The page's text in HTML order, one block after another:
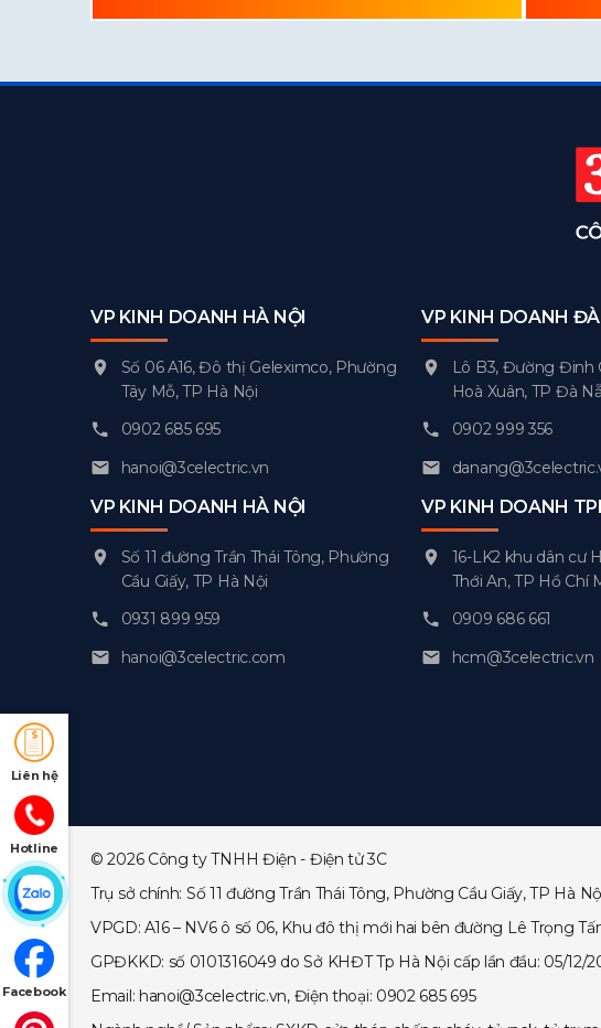
Liên hệ
Hotline
Facebook
VP KINH DOANH HÀ NỘI
Số 06 A16, Đô thị Geleximco, Phường
Tây Mỗ, TP Hà Nội
0902 685 695
hanoi@3celectric.vn
VP KINH DOANH HÀ NỘI
Số 11 đường Trần Thái Tông, Phường
Cầu Giấy, TP Hà Nội
0931 899 959
hanoi@3celectric.com
VP KINH DOANH
Lô B3, Đường Đinh
Hoà Xuân, TP Đà
0902 999 356
VP KINH DOANH
16-LK2 khu dân cư
Thới An, TP Hồ Chí
0909 686 661
hcm@3celectric.vn
© 2026 Công ty TNHH Điện - Điện tử 3C
Trụ sở chính: Số 11 đường Trần Thái Tông, Phường Cầu Giấy, TP Hà
VPGD: A16 – NV6 ô số 06, Khu đô thị mới hai bên đường Lê Trọng
GPĐKKD: số 0101316049 do Sở KHĐT Tp Hà Nội cấp lần đầu: 05/12/
Email: hanoi@3celectric.vn, Điện thoại: 0902 685 695